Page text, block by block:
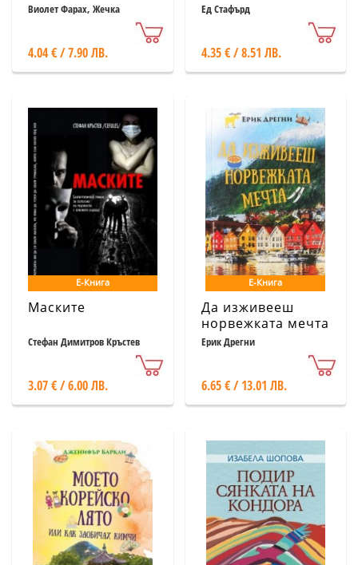
Виолет Фарах, Жечка
4.04 € / 7.90 ЛВ.
Ед Стафърд
4.35 € / 8.51 ЛВ.
Е-Книга
Маските
Стефан Димитров Кръстев
3.07 € / 6.00 ЛВ.
Е-Книга
Да изживееш
норвежката мечта
Ерик Дрегни
6.65 € / 13.01 ЛВ.